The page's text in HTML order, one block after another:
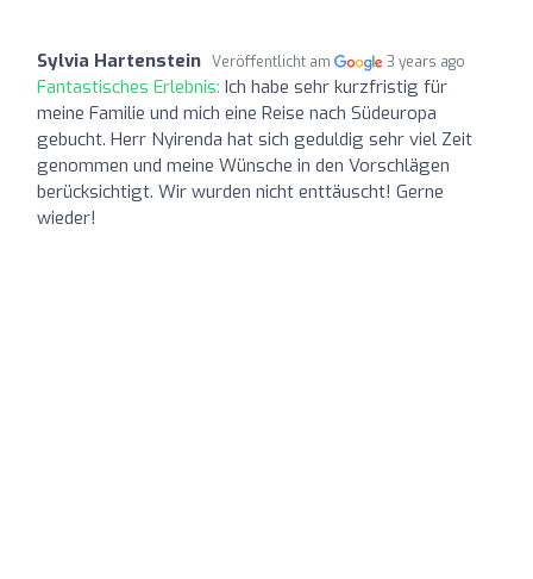
Sylvia Hartenstein Veröffentlicht am 3 years ago
Fantastisches Erlebnis: Ich habe sehr kurzfristig für
meine Familie und mich eine Reise nach Südeuropa
gebucht. Herr Nyirenda hat sich geduldig sehr viel Zeit
genommen und meine Wünsche in den Vorschlägen
berücksichtigt. Wir wurden nicht enttäuscht! Gerne
wieder!